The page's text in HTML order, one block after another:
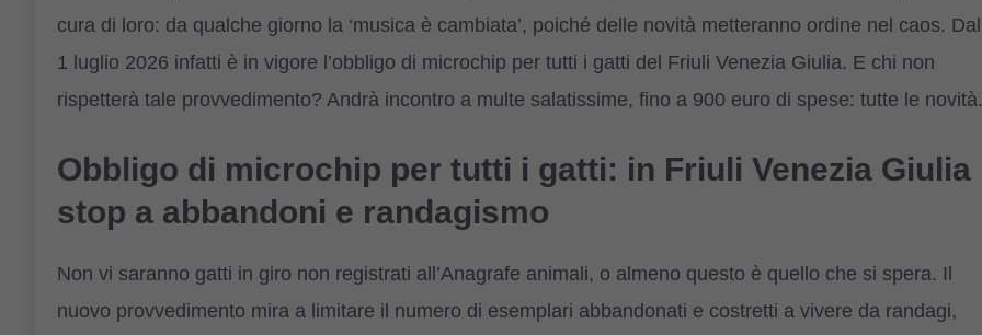
cura di loro: da qualche giorno la ‘musica è cambiata’, poiché delle novità metteranno ordine nel caos. Dal
1 luglio 2026 infatti è in vigore l’obbligo di microchip per tutti i gatti del Friuli Venezia Giulia. E chi non
rispetterà tale provvedimento? Andrà incontro a multe salatissime, fino a 900 euro di spese: tutte le novità.
Obbligo di microchip per tutti i gatti: in Friuli Venezia Giulia
stop a abbandoni e randagismo
Non vi saranno gatti in giro non registrati all’Anagrafe animali, o almeno questo è quello che si spera. Il
nuovo provvedimento mira a limitare il numero di esemplari abbandonati e costretti a vivere da randagi,